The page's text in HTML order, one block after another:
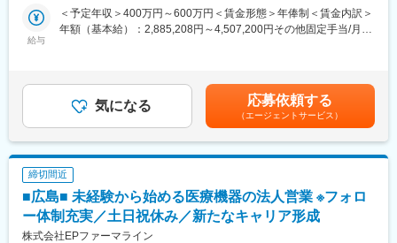
日用品などをレンタルできる「アメニティサポートシステム」を
提案する営業です。ニーズに応じて、人材派遣・紹介サービスや
献性も高く、今後の高齢化社会において成長が見込める成長産業
です。 また、病院や介護施設の業務軽減に貢献する事で、患者
様、利用者様へのサービス向上に直結する為、大変やりがいのあ
■キャリアアップについて：
本人の頑張りを昇給、昇格にて評価される制度が御座います。ま
た、事業拡大に伴い、新規の営業所も出店しており、営業所長や
エリアを管理する責任者などのポストがある為、早期のキャリア
アップが見込めます。 ※実際に入社4年前後で所長になった中途入
給与
＜予定年収＞400万円～600万円＜賃金形態＞年俸制＜賃金内訳＞
年額（基本給）：2,885,208円～4,507,200円その他固定手当/月：
無＞有＜残業手当＞有＜給与補足＞※経験・能力・前職の給与など
を考慮するため上下する可能性があります・評価：年2回（4月・
10月/売上実績だけでなく取り組み姿勢や提案プロセスなどの定性
評価も重視）・年収例：370-480万円(主任/入社2-3年)⇒420-550
万円(係長/入社3-5年)賃金はあくまでも目安の金額であり、選考を
通じて上下する可能性があります。月給(月額)は固定手当を含めた
表記です。
気になる 応募依頼する
（エージェントサービス）
締切間近
■広島■ 未経験から始める医療機器の法人営業 ※フォロ
ー体制充実／土日祝休み／新たなキャリア形成
株式会社EPファーマライン